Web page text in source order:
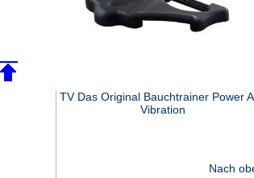
TV Das Original Bauchtrainer Power
Vibration
Nach